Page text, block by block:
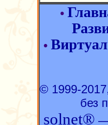
•
•
© 1999-
без
solnet® —